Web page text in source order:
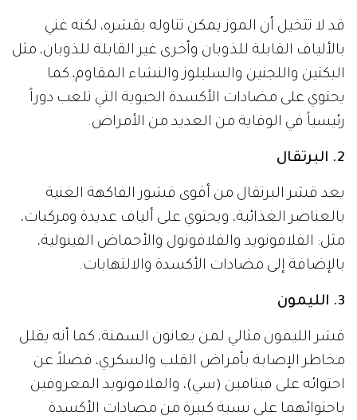
قد لا تتخيل أن الموز يمكن تناوله بقشره، لكنه غني
بالألياف القابلة للذوبان وأخرى غير القابلة للذوبان، مثل
البكتين واللجنين والسليلوز والنشاء المقاوم، كما
يحتوي على مضادات الأكسدة الحيوية التي تلعب دوراً
رئيسياً في الوقاية من العديد من الأمراض.
2. البرتقال
يعد قشر البرتقال من أقوى قشور الفاكهة الغنية
بالعناصر الغذائية، ويحتوي على ألياف عديدة ومركبات،
مثل: الفلافونويد والفلافونول والأحماض الفينولية،
بالإضافة إلى مضادات الأكسدة والالتهابات.
3. الليمون
قشر الليمون مثالي لمن يعانون السمنة، كما أنه يقلل
مخاطر الإصابة بأمراض القلب والسكري، فضلاً عن
احتوائه على فيتامين (سي)، والفلافونويد المعروفين
باحتوائهما على نسبة كبيرة من مضادات الأكسدة